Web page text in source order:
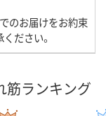
でのお届けをお約束
ださい。
筋ランキング